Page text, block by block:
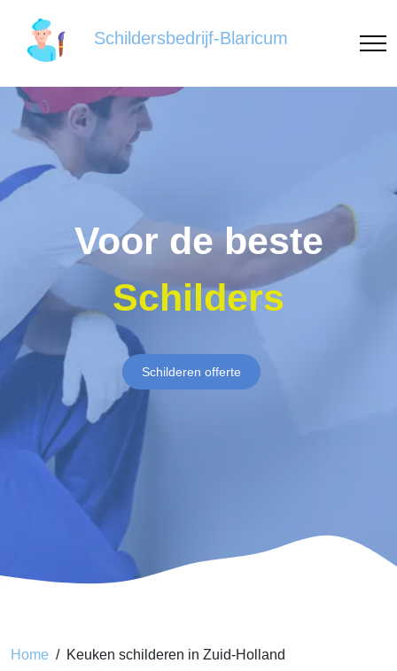
Schildersbedrijf-Blaricum
Voor de beste
Schilders
Schilderen offerte
Home Keuken schilderen in Zuid-Holland